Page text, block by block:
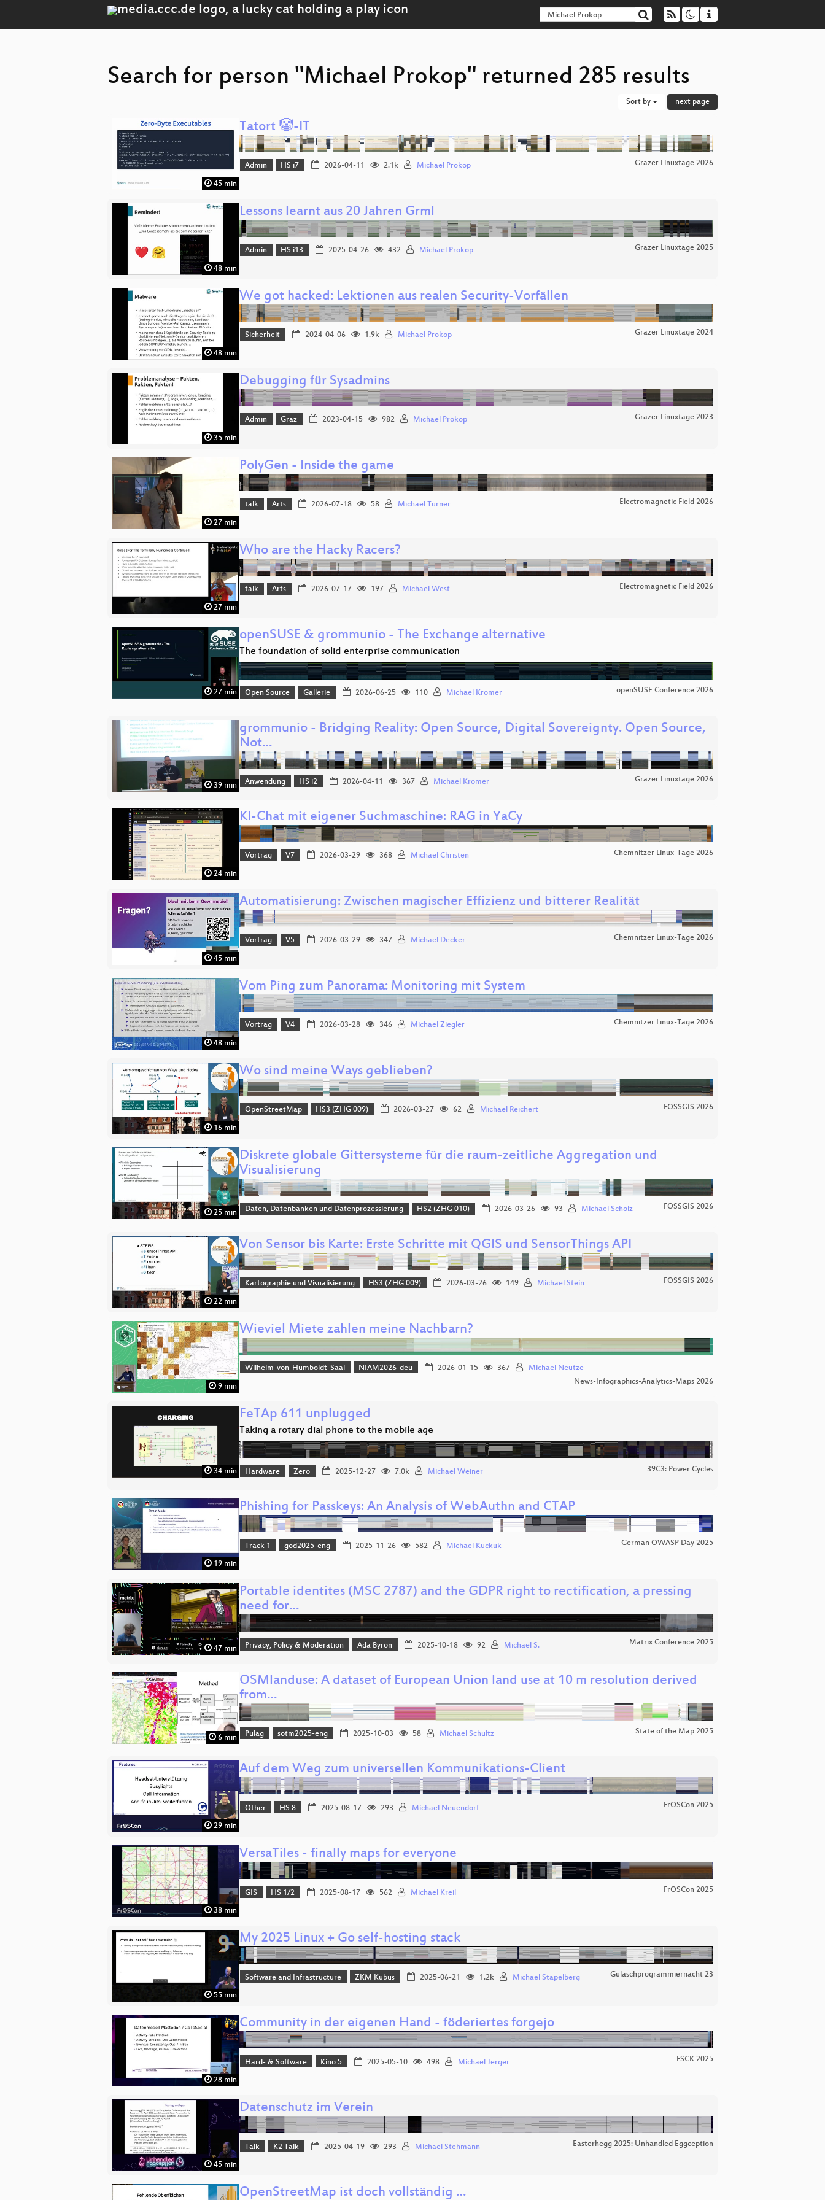
Search for person "Michael Prokop" returned 285 results
Sort by next page
45 min
Tatort 🤡-IT
Admin HS i7 2026-04-11 2.1k Michael Prokop Grazer Linuxtage 2026
48 min
Lessons learnt aus 20 Jahren Grml
Admin HS i13 2025-04-26 432 Michael Prokop Grazer Linuxtage 2025
48 min
We got hacked: Lektionen aus realen Security-Vorfällen
Sicherheit 2024-04-06 1.9k Michael Prokop Grazer Linuxtage 2024
35 min
Debugging für Sysadmins
Admin Graz 2023-04-15 982 Michael Prokop Grazer Linuxtage 2023
27 min
PolyGen - Inside the game
talk Arts 2026-07-18 58 Michael Turner Electromagnetic Field 2026
27 min
Who are the Hacky Racers?
talk Arts 2026-07-17 197 Michael West Electromagnetic Field 2026
27 min
openSUSE & grommunio - The Exchange alternative
The foundation of solid enterprise communication
Open Source Gallerie 2026-06-25 110 Michael Kromer openSUSE Conference 2026
39 min
grommunio - Bridging Reality: Open Source, Digital Sovereignty. Open Source,
Not…
Anwendung HS i2 2026-04-11 367 Michael Kromer Grazer Linuxtage 2026
24 min
KI-Chat mit eigener Suchmaschine: RAG in YaCy
Vortrag V7 2026-03-29 368 Michael Christen Chemnitzer Linux-Tage 2026
45 min
Automatisierung: Zwischen magischer Effizienz und bitterer Realität
Vortrag V5 2026-03-29 347 Michael Decker Chemnitzer Linux-Tage 2026
48 min
Vom Ping zum Panorama: Monitoring mit System
Vortrag V4 2026-03-28 346 Michael Ziegler Chemnitzer Linux-Tage 2026
16 min
Wo sind meine Ways geblieben?
OpenStreetMap HS3 (ZHG 009) 2026-03-27 62 Michael Reichert FOSSGIS 2026
25 min
Diskrete globale Gittersysteme für die raum-zeitliche Aggregation und
Visualisierung
Daten, Datenbanken und Datenprozessierung HS2 (ZHG 010) 2026-03-26 93 Michael Scholz FOSSGIS 2026
22 min
Von Sensor bis Karte: Erste Schritte mit QGIS und SensorThings API
Kartographie und Visualisierung HS3 (ZHG 009) 2026-03-26 149 Michael Stein FOSSGIS 2026
9 min
Wieviel Miete zahlen meine Nachbarn?
Wilhelm-von-Humboldt-Saal NIAM2026-deu 2026-01-15 367
Michael Neutze
News-Infographics-Analytics-Maps 2026
34 min
FeTAp 611 unplugged
Taking a rotary dial phone to the mobile age
Hardware Zero 2025-12-27 7.0k Michael Weiner 39C3: Power Cycles
19 min
Phishing for Passkeys: An Analysis of WebAuthn and CTAP
Track 1 god2025-eng 2025-11-26 582 Michael Kuckuk German OWASP Day 2025
47 min
Portable identites (MSC 2787) and the GDPR right to rectification, a pressing
need for…
Privacy, Policy & Moderation Ada Byron 2025-10-18 92 Michael S. Matrix Conference 2025
6 min
OSMlanduse: A dataset of European Union land use at 10 m resolution derived
from…
Pulag sotm2025-eng 2025-10-03 58 Michael Schultz State of the Map 2025
29 min
Auf dem Weg zum universellen Kommunikations-Client
Other HS 8 2025-08-17 293 Michael Neuendorf FrOSCon 2025
38 min
VersaTiles - finally maps for everyone
GIS HS 1/2 2025-08-17 562 Michael Kreil FrOSCon 2025
55 min
My 2025 Linux + Go self-hosting stack
Software and Infrastructure ZKM Kubus 2025-06-21 1.2k Michael Stapelberg Gulaschprogrammiernacht 23
28 min
Community in der eigenen Hand - föderiertes forgejo
Hard- & Software Kino 5 2025-05-10 498 Michael Jerger FSCK 2025
45 min
Datenschutz im Verein
Talk K2 Talk 2025-04-19 293 Michael Stehmann Easterhegg 2025: Unhandled Eggception
OpenStreetMap ist doch vollständig …